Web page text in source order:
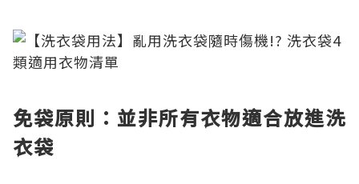
免袋原則：並非所有衣物適合放進洗
衣袋